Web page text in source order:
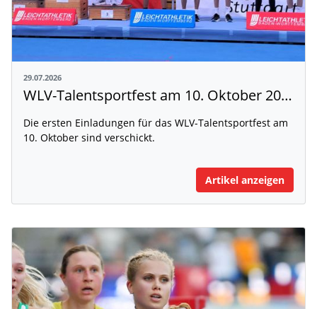
29.07.2026
WLV-Talentsportfest am 10. Oktober 2026
Die ersten Einladungen für das WLV-Talentsportfest am
10. Oktober sind verschickt.
Artikel anzeigen